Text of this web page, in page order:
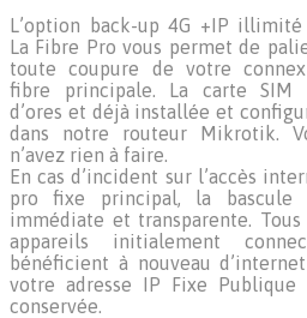
L’option back-up 4G +IP
La Fibre Pro vous permet de
toute coupure de votre
fibre principale. La carte SIM
d’ores et déjà installée et
dans notre routeur Mikrotik.
n’avez rien à faire.
En cas d’incident sur l’accès
pro fixe principal, la bascule
immédiate et transparente. Tous
appareils initialement
bénéficient à nouveau
votre adresse IP Fixe Publique
conservée.
la baie et 2 prises électriques
volts disponibles dans la
mise à disposition des
partie privative.